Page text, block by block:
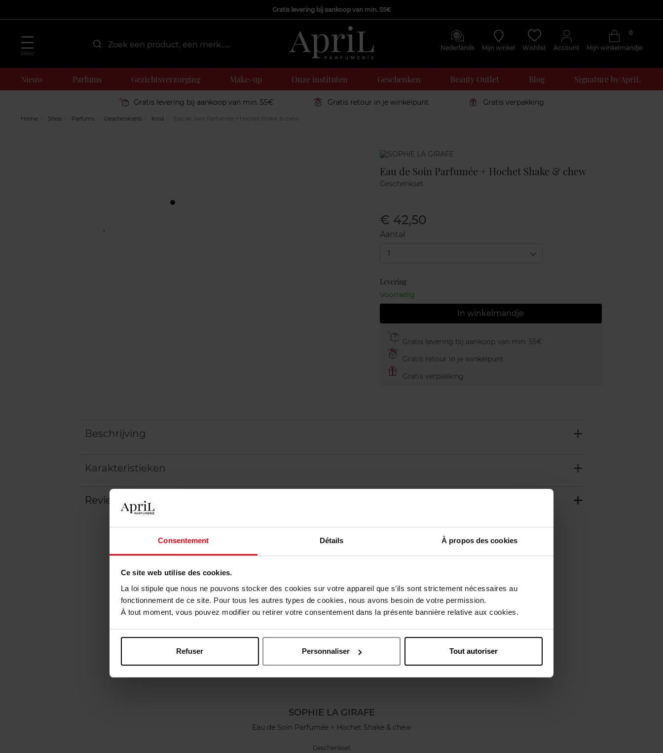
Consentement Détails À propos des cookies
Ce site web utilise des cookies.
La loi stipule que nous ne pouvons stocker des cookies sur votre appareil que s’ils sont strictement nécessaires au
fonctionnement de ce site. Pour tous les autres types de cookies, nous avons besoin de votre permission.
À tout moment, vous pouvez modifier ou retirer votre consentement dans la présente bannière relative aux cookies.
Refuser Personnaliser Tout autoriser
Gratis levering bij aankoop van min. 55€
MENU
Nederlands Mijn winkel Wishlist Account Mijn winkelmandje
0
Nieuw Parfums Gezichtsverzorging Make-up Onze instituten Geschenken Beauty Outlet Blog Signature by ApriL
Gratis levering bij aankoop van min. 55€ Gratis retour in je winkelpunt Gratis verpakking
Home Shop Parfums Geschenksets Kind Eau de Soin Parfumée + Hochet Shake & chew
Marque
Eau de Soin Parfumée + Hochet Shake & chew
Geschenkset
€ 42,50
Aantal
1
Levering
Voorradig
In winkelmandje
Gratis levering bij aankoop van min. 55€
Gratis retour in je winkelpunt
Gratis verpakking
Beschrijving
Karakteristieken
Review Beleid inzake klantbeoordelingen
Nog iets vergeten ?
SOPHIE LA GIRAFE
Eau de Soin Parfumée + Hochet Shake & chew
Geschenkset